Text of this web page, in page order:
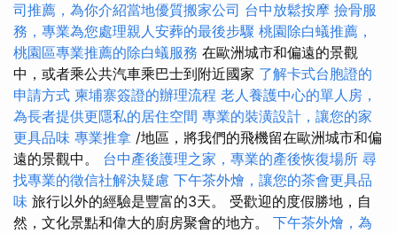
司推薦，為你介紹當地優質搬家公司 台中放鬆按摩 撿骨服
務，專業為您處理親人安葬的最後步驟 桃園除白蟻推薦，
桃園區專業推薦的除白蟻服務 在歐洲城市和偏遠的景觀
中，或者乘公共汽車乘巴士到附近國家 了解卡式台胞證的
申請方式 柬埔寨簽證的辦理流程 老人養護中心的單人房，
為長者提供更隱私的居住空間 專業的裝潢設計，讓您的家
更具品味 專業推拿 /地區，將我們的飛機留在歐洲城市和偏
遠的景觀中。 台中產後護理之家，專業的產後恢復場所 尋
找專業的徵信社解決疑慮 下午茶外燴，讓您的茶會更具品
味 旅行以外的經驗是豐富的3天。 受歡迎的度假勝地，自
然，文化景點和偉大的廚房聚會的地方。 下午茶外燴，為